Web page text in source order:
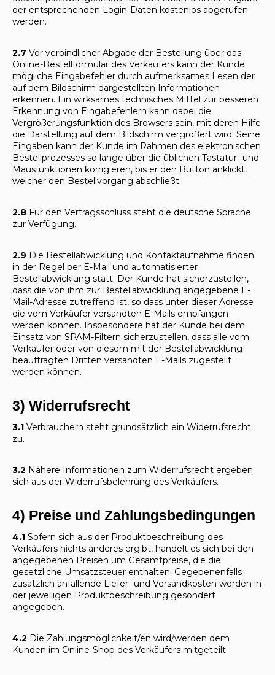
der entsprechenden Login-Daten kostenlos abgerufen
werden.
2.7 Vor verbindlicher Abgabe der Bestellung über das
Online-Bestellformular des Verkäufers kann der Kunde
mögliche Eingabefehler durch aufmerksames Lesen der
auf dem Bildschirm dargestellten Informationen
erkennen. Ein wirksames technisches Mittel zur besseren
Erkennung von Eingabefehlern kann dabei die
Vergrößerungsfunktion des Browsers sein, mit deren Hilfe
die Darstellung auf dem Bildschirm vergrößert wird. Seine
Eingaben kann der Kunde im Rahmen des elektronischen
Bestellprozesses so lange über die üblichen Tastatur- und
Mausfunktionen korrigieren, bis er den Button anklickt,
welcher den Bestellvorgang abschließt.
2.8 Für den Vertragsschluss steht die deutsche Sprache
zur Verfügung.
2.9 Die Bestellabwicklung und Kontaktaufnahme finden
in der Regel per E-Mail und automatisierter
Bestellabwicklung statt. Der Kunde hat sicherzustellen,
dass die von ihm zur Bestellabwicklung angegebene E-
Mail-Adresse zutreffend ist, so dass unter dieser Adresse
die vom Verkäufer versandten E-Mails empfangen
werden können. Insbesondere hat der Kunde bei dem
Einsatz von SPAM-Filtern sicherzustellen, dass alle vom
Verkäufer oder von diesem mit der Bestellabwicklung
beauftragten Dritten versandten E-Mails zugestellt
werden können.
3) Widerrufsrecht
3.1 Verbrauchern steht grundsätzlich ein Widerrufsrecht
zu.
3.2 Nähere Informationen zum Widerrufsrecht ergeben
sich aus der Widerrufsbelehrung des Verkäufers.
4) Preise und Zahlungsbedingungen
4.1 Sofern sich aus der Produktbeschreibung des
Verkäufers nichts anderes ergibt, handelt es sich bei den
angegebenen Preisen um Gesamtpreise, die die
gesetzliche Umsatzsteuer enthalten. Gegebenenfalls
zusätzlich anfallende Liefer- und Versandkosten werden in
der jeweiligen Produktbeschreibung gesondert
angegeben.
4.2 Die Zahlungsmöglichkeit/en wird/werden dem
Kunden im Online-Shop des Verkäufers mitgeteilt.